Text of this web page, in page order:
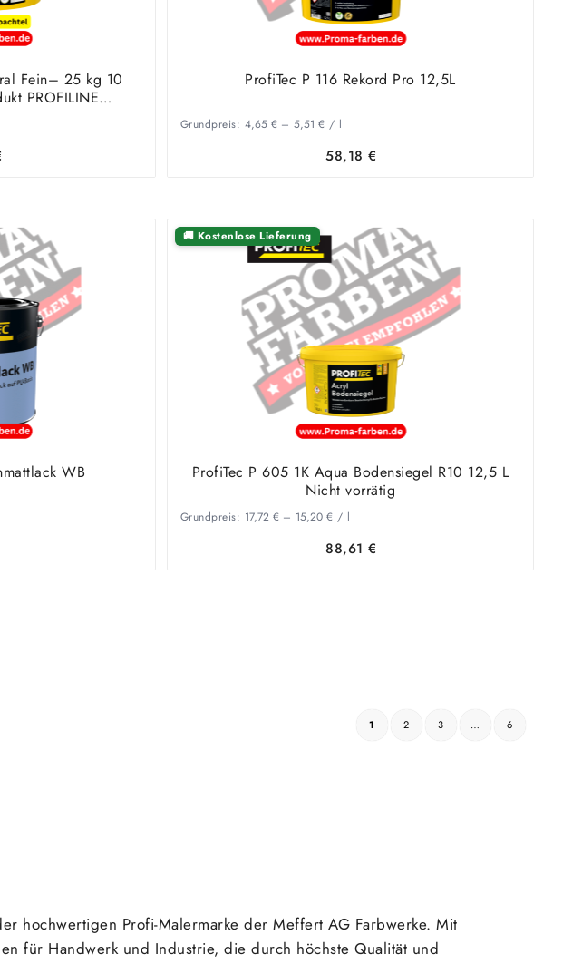
Fein– 25 kg 10
VI 25 KG)
ProfiTec P 116 Rekord Pro 12,5L
Grundpreis: 4,65 €–5,51€ / l
58,18€
WB
🚚 Kostenlose Lieferung
ProfiTec P 605 1K Aqua Bodensiegel R10 12,5 L
Nicht vorrätig
Grundpreis: 17,72 €– 15,20€ / l
88,61€
1 2 3 … 6
hochwertigen Profi-Malermarke der Meffert AG Farbwerke. Mit
für Handwerk und Industrie, die durch höchste Qualität und